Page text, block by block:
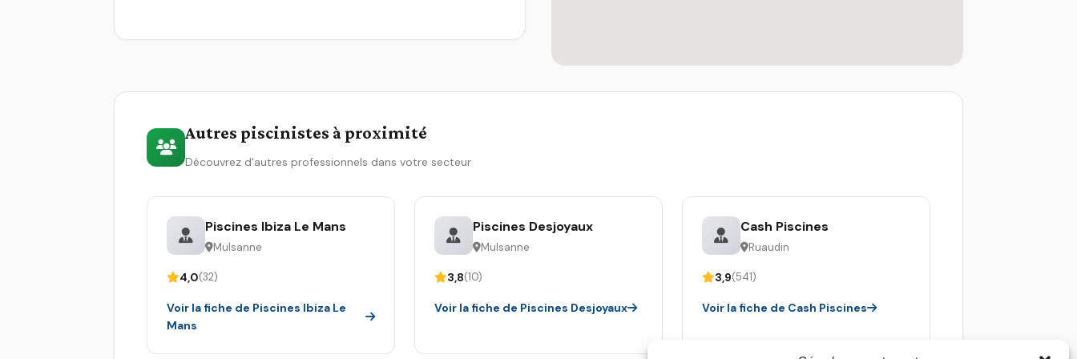
Autres piscinistes à proximité
Découvrez d'autres professionnels dans votre secteur
Piscines Ibiza Le Mans
Mulsanne
4,0(32)
Voir la fiche de Piscines Ibiza Le
Mans
Piscines Desjoyaux
Mulsanne
3,8(10)
Voir la fiche de Piscines Desjoyaux
Cash Piscines
Ruaudin
3,9(541)
Voir la fiche de Cash Piscines